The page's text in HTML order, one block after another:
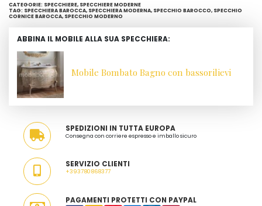
CATEGORIE: SPECCHIERE, SPECCHIERE MODERNE
TAG: SPECCHIERA BAROCCA, SPECCHIERA MODERNA, SPECCHIO BAROCCO, SPECCHIO
CORNICE BAROCCA, SPECCHIO MODERNO
ABBINA IL MOBILE ALLA SUA SPECCHIERA:
Mobile Bombato Bagno con bassorilievi
SPEDIZIONI IN TUTTA EUROPA
Consegna con corriere espresso e imballo sicuro
SERVIZIO CLIENTI
+393780868377
PAGAMENTI PROTETTI CON PAYPAL